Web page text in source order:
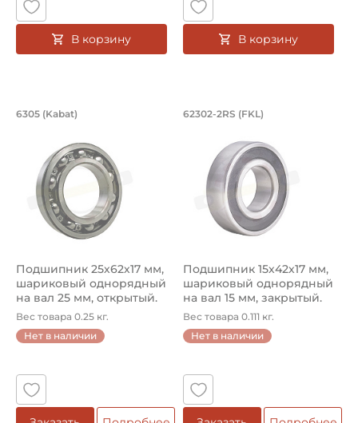
В корзину В корзину
Подшипник 25х62х17 мм, шариковый
6305 (Kabat)
Подшипник 25х62х17 мм,
шариковый однорядный
на вал 25 мм, открытый.
Арт...
Вес товара 0.25 кг.
Нет в наличии
Подшипник
62302-2RS (FKL)
Подшипник 15х42х17 мм,
шариковый однорядный
на вал 15 мм, закрытый.
Арт...
Вес товара 0.111 кг.
Нет в наличии